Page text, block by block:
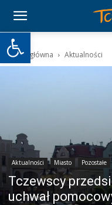
Otwórz pasek narzędzi
Strona główna Aktualności
Aktualności Miasto Pozostałe
Tczewscy
uchwał